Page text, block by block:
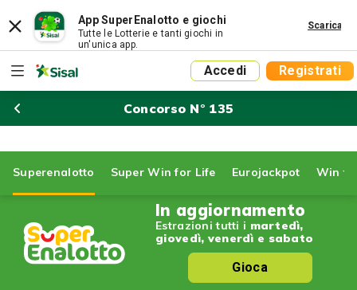
App SuperEnalotto e giochi
Tutte le Lotterie e tanti giochi in
un'unica app.
Scarica
Accedi Registrati
Concorso N° 135
Superenalotto Super Win for Life Eurojackpot Win
In aggiornamento
Estrazioni tutti i martedì,
giovedì, venerdì e sabato
Gioca